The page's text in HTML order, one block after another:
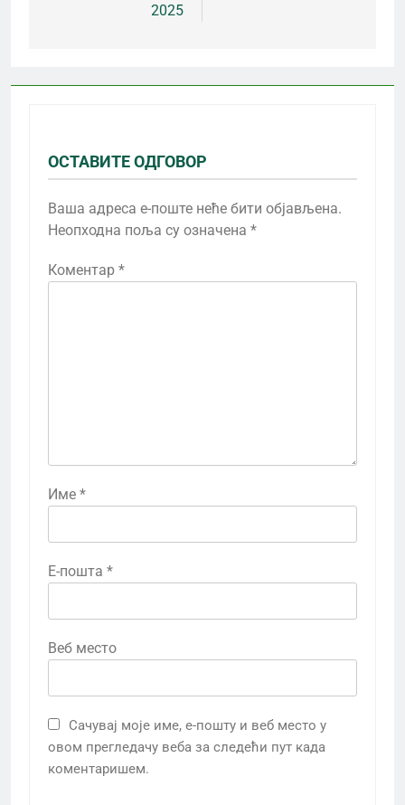
2025
ОСТАВИТЕ ОДГОВОР
Ваша адреса е-поште неће бити објављена.
Неопходна поља су означена *
Коментар *
Име *
Е-пошта *
Веб место
Сачувај моје име, е-пошту и веб место у
овом прегледачу веба за следећи пут када
коментаришем.